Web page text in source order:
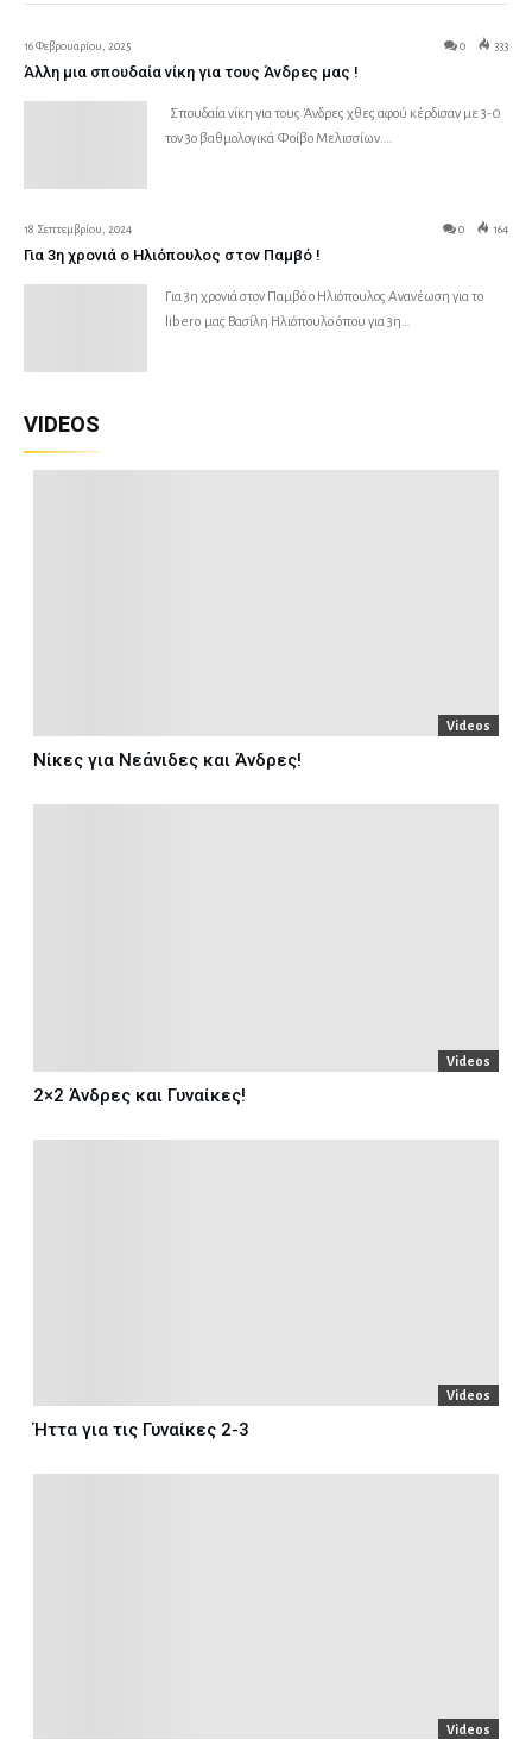
16 Φεβρουαρίου, 2025 0 333
Άλλη μια σπουδαία νίκη για τους Άνδρες μας !
Σπουδαία νίκη για τους Άνδρες χθες αφού κέρδισαν με 3-0
τον 3ο βαθμολογικά Φοίβο Μελισσίων.…
18 Σεπτεμβρίου, 2024 0 164
Για 3η χρονιά ο Ηλιόπουλος στον Παμβό !
Για 3η χρονιά στον Παμβό ο Ηλιόπουλος Ανανέωση για το
libero μας Βασίλη Ηλιόπουλο όπου για 3η…
VIDEOS
Videos
Νίκες για Νεάνιδες και Άνδρες!
Videos
2×2 Άνδρες και Γυναίκες!
Videos
Ήττα για τις Γυναίκες 2-3
Videos